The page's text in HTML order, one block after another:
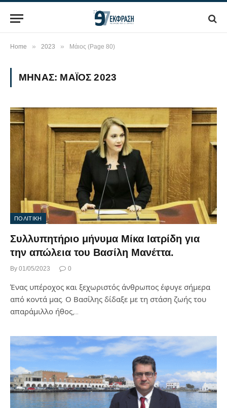
Home » 2023 » Μάιος (Page 80)
ΜΉΝΑΣ: ΜΆΙΟΣ 2023
ΠΟΛΙΤΙΚΗ
Συλλυπητήριο μήνυμα Μίκα Ιατρίδη για
την απώλεια του Βασίλη Μανέττα.
By 01/05/2023 0
Ένας υπέροχος και ξεχωριστός άνθρωπος έφυγε σήμερα
από κοντά μας. Ο Βασίλης δίδαξε με τη στάση ζωής του
απαράμιλλο ήθος,…